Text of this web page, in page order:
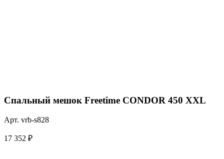
Спальный мешок Freetime CONDOR 450 XXL
Арт. vrb-s828
17 352 ₽